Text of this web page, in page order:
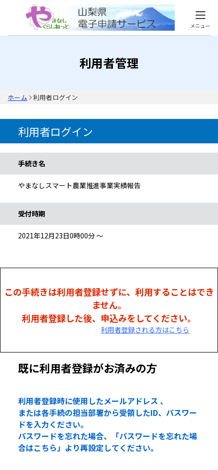
メニュー
利用者管理
ホーム 利用者ログイン
利用者ログイン
手続き名
やまなしスマート農業推進事業実績報告
受付時期
2021年12月23日0時00分 ～
この手続きは利用者登録せずに、利用することはでき
ません。
利用者登録した後、申込みをしてください。
利用者登録される方はこちら
既に利用者登録がお済みの方
利用者登録時に使用したメールアドレス 、
または各手続の担当部署から受領したID、パスワー
ドを入力ください。
パスワードを忘れた場合、「パスワードを忘れた場
合はこちら」より再設定してください。